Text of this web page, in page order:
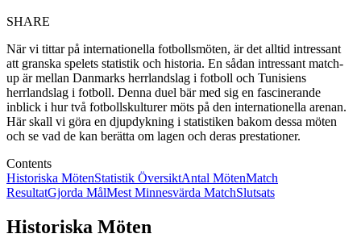
SHARE
När vi tittar på internationella fotbollsmöten, är det alltid intressant
att granska spelets statistik och historia. En sådan intressant match-
up är mellan Danmarks herrlandslag i fotboll och Tunisiens
herrlandslag i fotboll. Denna duel bär med sig en fascinerande
inblick i hur två fotbollskulturer möts på den internationella arenan.
Här skall vi göra en djupdykning i statistiken bakom dessa möten
och se vad de kan berätta om lagen och deras prestationer.
Contents
Historiska MötenStatistik ÖversiktAntal MötenMatch
ResultatGjorda MålMest Minnesvärda MatchSlutsats
Historiska Möten